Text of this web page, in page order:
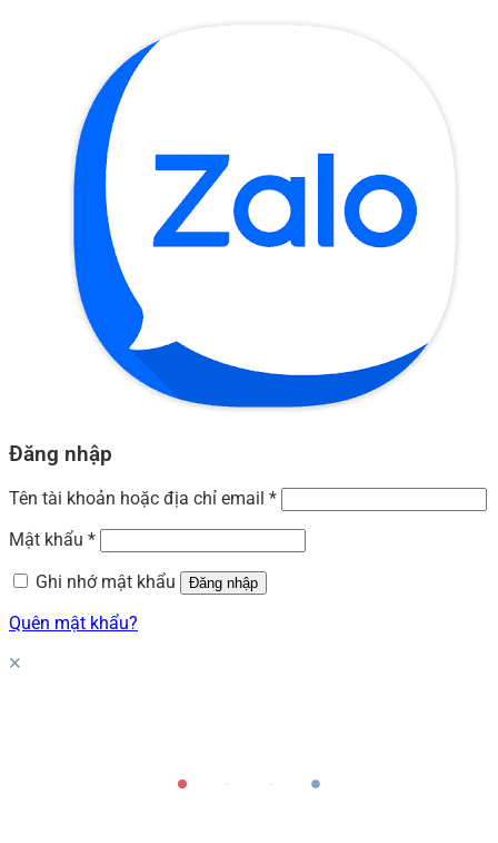
Đăng nhập
Tên tài khoản hoặc địa chỉ email *
Mật khẩu *
Ghi nhớ mật khẩu
Đăng nhập
Quên mật khẩu?